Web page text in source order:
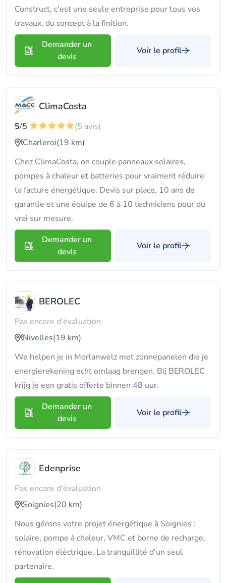
Construct, c'est une seule entreprise pour tous vos
travaux, du concept à la finition.
Demander un
devis
Voir le profil
ClimaCosta
5/5
(5 avis)
Charleroi(19 km)
Chez ClimaCosta, on couple panneaux solaires,
pompes à chaleur et batteries pour vraiment réduire
ta facture énergétique. Devis sur place, 10 ans de
garantie et une équipe de 6 à 10 techniciens pour du
vrai sur mesure.
Demander un
devis
Voir le profil
BEROLEC
Pas encore d'évaluation
Nivelles(19 km)
We helpen je in Morlanwelz met zonnepanelen die je
energierekening echt omlaag brengen. Bij BEROLEC
krijg je een gratis offerte binnen 48 uur.
Demander un
devis
Voir le profil
Edenprise
Pas encore d'évaluation
Soignies(20 km)
Nous gérons votre projet énergétique à Soignies :
solaire, pompe à chaleur, VMC et borne de recharge,
rénovation élèctrique. La tranquillité d'un seul
partenaire.